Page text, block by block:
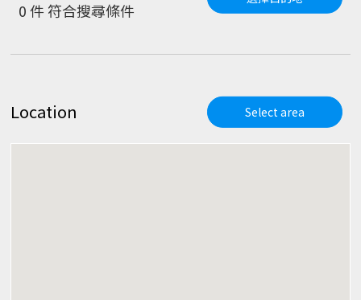
0件 符合搜尋條件
Location Select area